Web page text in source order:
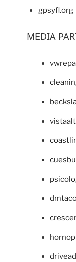
gpsyfl.org
MEDIA